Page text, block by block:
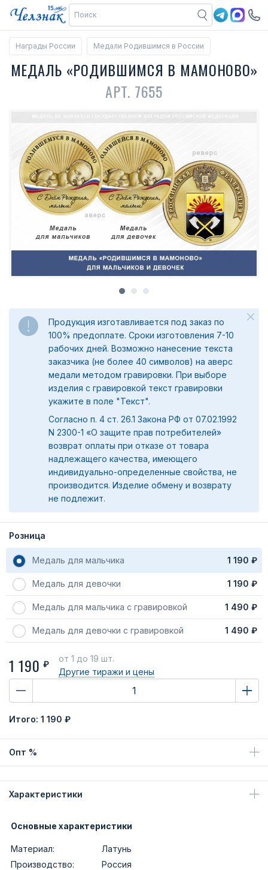
Награды России Медали Родившимся в России
МЕДАЛЬ «РОДИВШИМСЯ В МАМОНОВО»
АРТ. 7655
Продукция изготавливается под заказ по
100% предоплате. Сроки изготовления 7-10
рабочих дней. Возможно нанесение текста
заказчика (не более 40 символов) на аверс
медали методом гравировки. При выборе
изделия с гравировкой текст гравировки
укажите в поле "Текст".
Согласно п. 4 ст. 26.1 Закона РФ от 07.02.1992
N 2300-1 «О защите прав потребителей»
возврат оплаты при отказе от товара
надлежащего качества, имеющего
индивидуально-определенные свойства, не
производится. Изделие обмену и возврату
не подлежит.
Розница
Медаль для мальчика 1 190 ₽
Медаль для девочки 1 190 ₽
Медаль для мальчика с гравировкой 1 490 ₽
Медаль для девочки с гравировкой 1 490 ₽
1 190 ₽
от 1 до 19 шт.
Другие тиражи и цены
Итого: 1 190 ₽
Опт %
Характеристики
Основные характеристики
Материал:
Латунь
Производство:
Россия